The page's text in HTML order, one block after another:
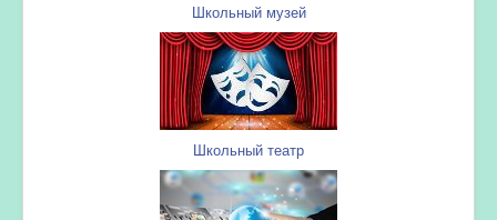
Школьный музей
Школьный театр